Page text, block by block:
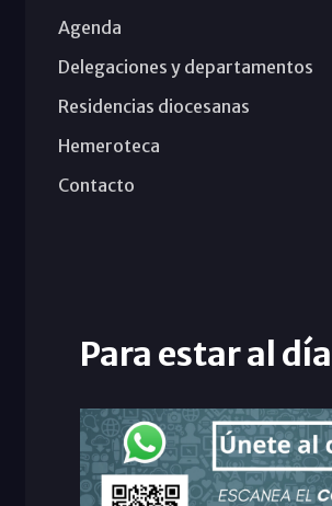
Agenda
Delegaciones y departamentos
Residencias diocesanas
Hemeroteca
Contacto
Para estar al día